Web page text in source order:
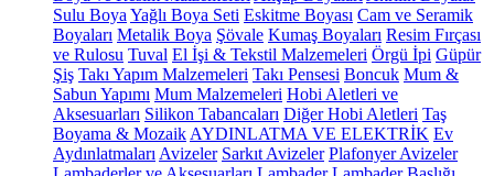
Sulu Boya Yağlı Boya Seti Eskitme Boyası Cam ve Seramik
Boyaları Metalik Boya Şövale Kumaş Boyaları Resim Fırçası
ve Rulosu Tuval El İşi & Tekstil Malzemeleri Örgü İpi Güpür
Şiş Takı Yapım Malzemeleri Takı Pensesi Boncuk Mum &
Sabun Yapımı Mum Malzemeleri Hobi Aletleri ve
Aksesuarları Silikon Tabancaları Diğer Hobi Aletleri Taş
Boyama & Mozaik AYDINLATMA VE ELEKTRİK Ev
Aydınlatmaları Avizeler Sarkıt Avizeler Plafonyer Avizeler